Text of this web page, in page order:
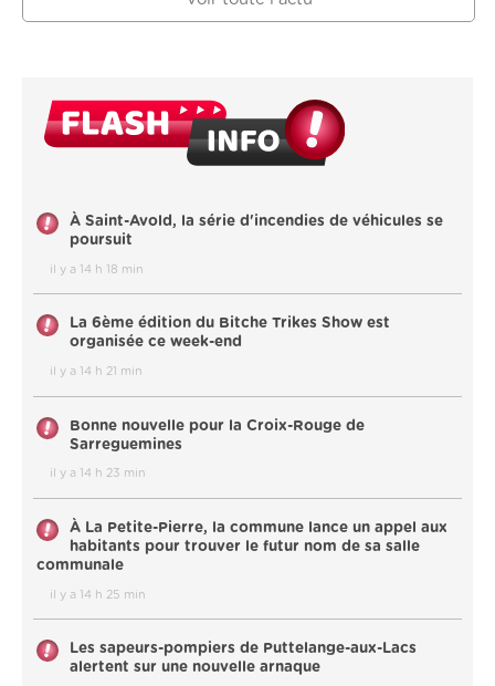
À Saint-Avold, la série d'incendies de véhicules se
poursuit
il y a 14 h 18 min
La 6ème édition du Bitche Trikes Show est
organisée ce week-end
il y a 14 h 21 min
Bonne nouvelle pour la Croix-Rouge de
Sarreguemines
il y a 14 h 23 min
À La Petite-Pierre, la commune lance un appel aux
habitants pour trouver le futur nom de sa salle
communale
il y a 14 h 25 min
Les sapeurs-pompiers de Puttelange-aux-Lacs
alertent sur une nouvelle arnaque